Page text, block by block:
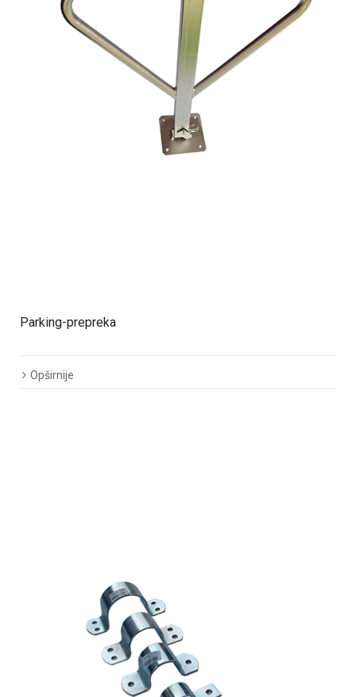
Parking-prepreka
Opširnije